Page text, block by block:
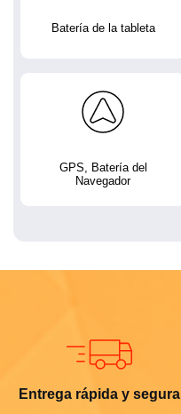
Batería de la tableta
GPS, Batería del
Navegador
Entrega rápida y segura